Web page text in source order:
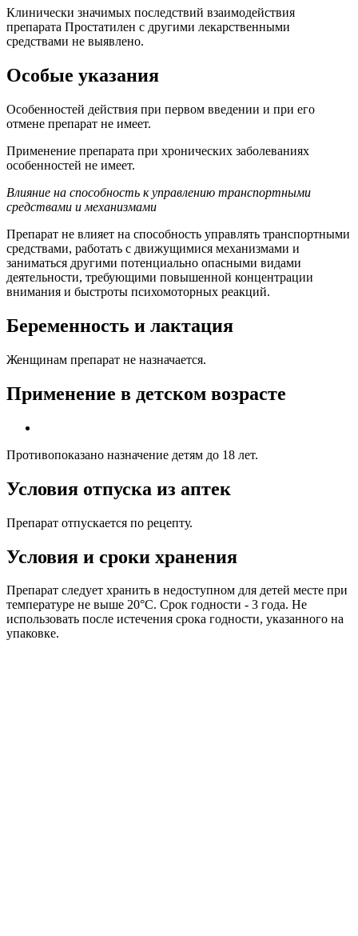
Клинически значимых последствий взаимодействия
препарата Простатилен с другими лекарственными
средствами не выявлено.
Особые указания
Особенностей действия при первом введении и при его
отмене препарат не имеет.
Применение препарата при хронических заболеваниях
особенностей не имеет.
Влияние на способность куправлению транспортными
средствами и механизмами
Препарат не влияет на способность управлять транспортными
средствами, работать с движущимися механизмами и
заниматься другими потенциально опасными видами
деятельности, требующими повышенной концентрации
внимания и быстроты психомоторных реакций.
Беременность и лактация
Женщинам препарат не назначается.
Применение в детском возрасте
Противопоказано назначение детям до 18 лет.
Условия отпуска из аптек
Препарат отпускается по рецепту.
Условия и сроки хранения
Препарат следует хранить в недоступном для детей месте при
температуре не выше 20°С. Срок годности - 3 года. Не
использовать после истечения срока годности, указанного на
упаковке.